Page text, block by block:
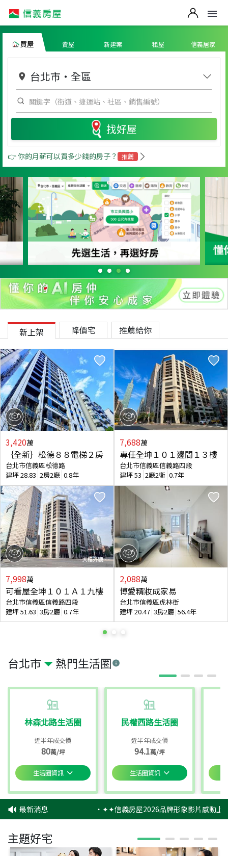
買屋 賣屋 新建案 租屋 信義居家
台北市 ・ 全區
找好屋
👉 你的月薪可以買多少錢的房子？ 推薦
台北市 熱門生活圈
林森北路生活圈
近半年成交價
80萬/坪
生活圈資訊
民權西路生活圈
近半年成交價
94.1萬/坪
生活圈資訊
新上架 降價宅 推薦給你
3,420萬
｛全新｝松德８８電梯２房
台北市信義區松德路
建坪28.83 2房2廳 0.8年
7,998萬
可看屋全坤１０１Ａ１九樓
台北市信義區信義路四段
建坪51.63 3房2廳 0.7年
7,688萬
專任全坤１０１邊間１３樓
台北市信義區信義路四段
建坪53 2廳2衛 0.7年
2,088萬
博愛精妝成家易
台北市信義區虎林街
建坪20.47 3房2廳 56.4年
最新消息 ‧✦✦信義房屋2026品牌形象影片感動上
主題好宅